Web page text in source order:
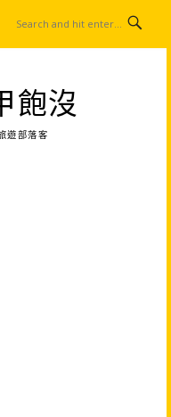
飽沒
遊部落客